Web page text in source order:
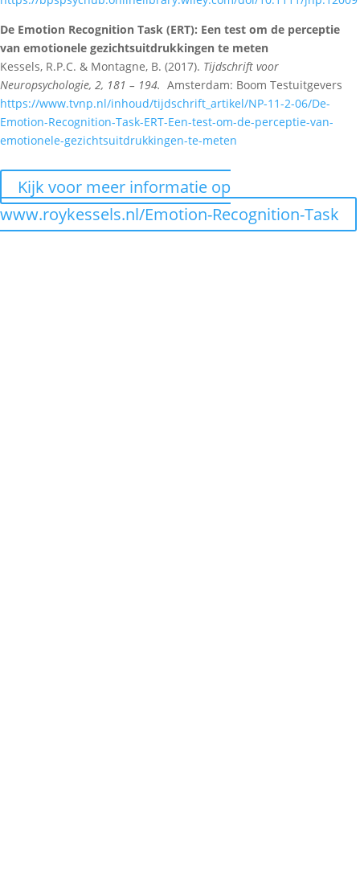
De Emotion Recognition Task (ERT): Een test om de perceptie
van emotionele gezichtsuitdrukkingen te meten
Kessels, R.P.C. & Montagne, B. (2017). Tijdschrift voor
Neuropsychologie, 2, 181 – 194. Amsterdam: Boom Testuitgevers
https://www.tvnp.nl/inhoud/tijdschrift_artikel/NP-11-2-06/De-
Emotion-Recognition-Task-ERT-Een-test-om-de-perceptie-van-
emotionele-gezichtsuitdrukkingen-te-meten
Kijk voor meer informatie op
www.roykessels.nl/Emotion-Recognition-Task